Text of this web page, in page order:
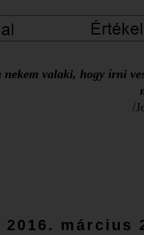
nekem valaki, hogy írni
/
2016. március